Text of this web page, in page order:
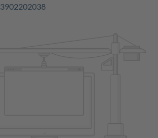
3902202038